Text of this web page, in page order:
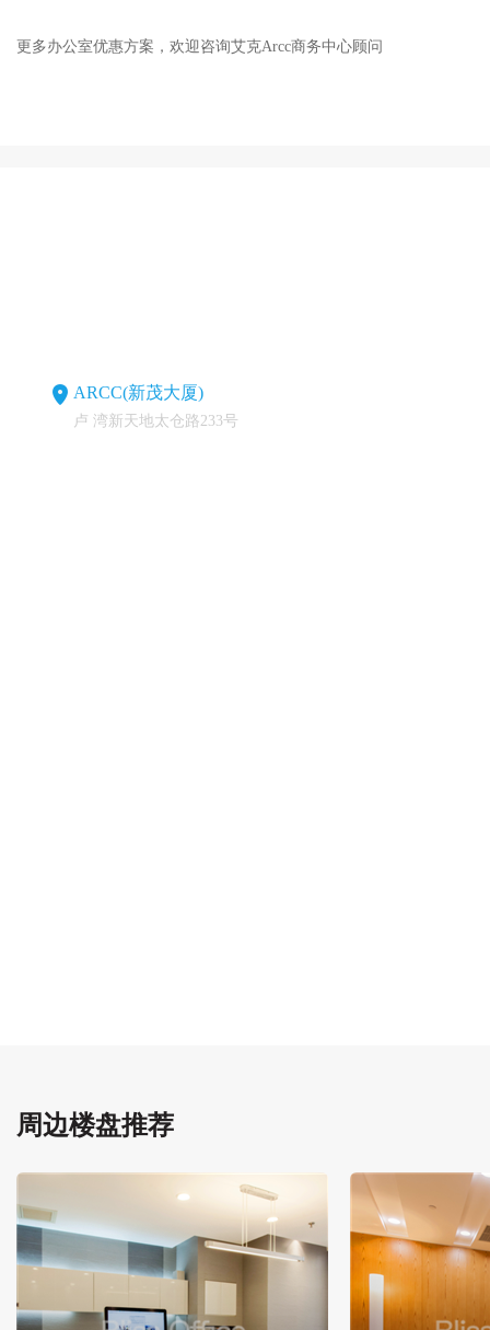
更多办公室优惠方案，欢迎咨询艾克Arcc商务中心顾问
ARCC(新茂大厦)
卢 湾新天地太仓路233号
周边楼盘推荐